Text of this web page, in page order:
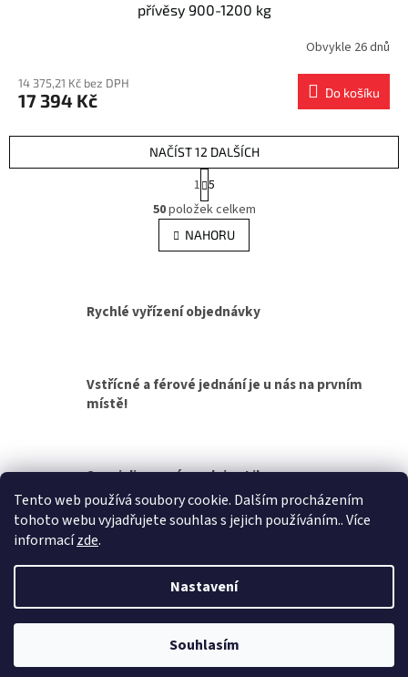
Tento web používá soubory cookie. Dalším procházením
tohoto webu vyjadřujete souhlas s jejich používáním.. Více
informacízde.
Nastavení
Souhlasím
přívěsy 900-1200 kg
Obvykle 26 dnů
14 375,21 Kč bez DPH
17 394 Kč Do košíku
O
v
l
á
c
í
k
p
i
s
u
NAČÍST 12 DALŠÍCH
t
r
á
n
k
n
1 5
50položek celkem
NAHORU
Rychlé vyřízení objednávky
Vstřícné a férové jednání je u nás na prvním
místě!
Specializovaná prodejna Liberec
Copyright 2026Přívěsy za auto, přívěsné vozíky. Všechna práva
vyhrazena.